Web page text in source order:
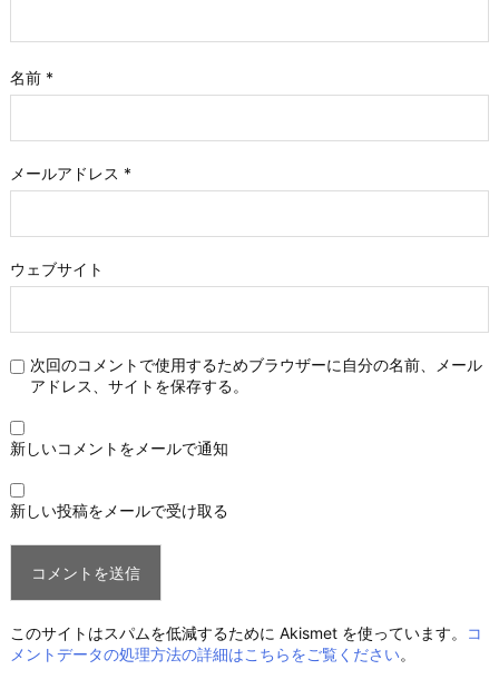
名前 *
メールアドレス *
ウェブサイト
次回のコメントで使用するためブラウザーに自分の名前、メール
アドレス、サイトを保存する。
新しいコメントをメールで通知
新しい投稿をメールで受け取る
このサイトはスパムを低減するために Akismet を使っています。
コ
メントデータの処理方法の詳細はこちらをご覧ください。